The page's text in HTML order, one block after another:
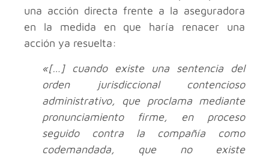
una acción directa frente a la aseguradora
en la medida en que haría renacer una
acción ya resuelta:
«[…] cuando existe una sentencia del
orden jurisdiccional contencioso
administrativo, que proclama mediante
pronunciamiento firme, en proceso
seguido contra la compañía como
codemandada, que no existe